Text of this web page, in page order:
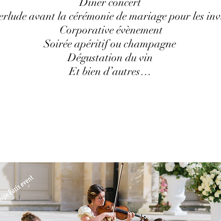
avant la cérémonie de mariage pour les
Corporative évènement
Soirée apéritif ou champagne
Dégustation du vin
Et bien d’autres…